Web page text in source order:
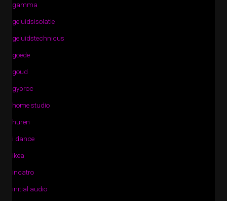
gamma
geluidsisolatie
geluidstechnicus
goede
goud
gyproc
home studio
huren
i dance
ikea
incatro
initial audio